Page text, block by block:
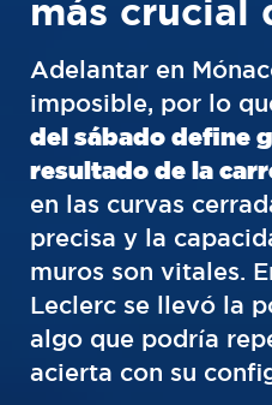
más crucial
Adelantar en
imposible, por lo
del sábado define
resultado de la
en las curvas
precisa y la
muros son vitales.
Leclerc se llevó la
algo que podría
acierta con su